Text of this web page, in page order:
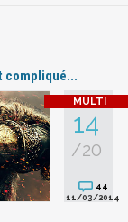
compliqué...
14
/20
44
11/03/2014